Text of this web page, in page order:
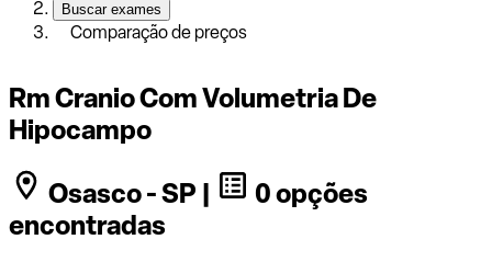
Buscar exames
Comparação de preços
Rm Cranio Com Volumetria De
Hipocampo
Osasco - SP |
0 opções
encontradas